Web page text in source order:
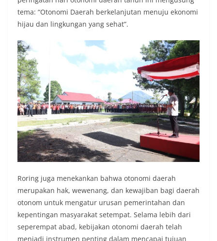
tema: “Otonomi Daerah berkelanjutan menuju ekonomi
hijau dan lingkungan yang sehat”.
Roring juga menekankan bahwa otonomi daerah
merupakan hak, wewenang, dan kewajiban bagi daerah
otonom untuk mengatur urusan pemerintahan dan
kepentingan masyarakat setempat. Selama lebih dari
seperempat abad, kebijakan otonomi daerah telah
menjadi instrumen penting dalam mencapai tujuan